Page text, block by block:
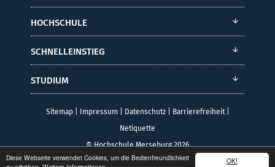
OK!
Diese Webseite verwendet Cookies, um die Bedienfreundlichkeit
HOCHSCHULE
SCHNELLEINSTIEG
STUDIUM
Sitemap| Impressum| Datenschutz| Barrierefreiheit|
Netiquette
© Hochschule Merseburg 2026